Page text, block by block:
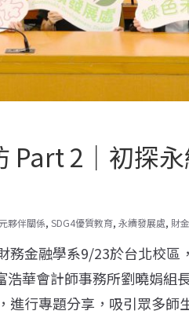
Part 2｜初探
夥伴關係, SDG4優質教育, 永續發展處, 財
務金融學系9/23於台北校區
浩華會計師事務所劉曉娟組
行專題分享，吸引眾多師